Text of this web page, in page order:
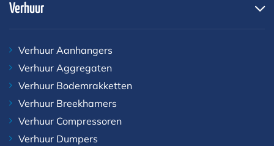
Verhuur
Verhuur Aanhangers
Verhuur Aggregaten
Verhuur Bodemrakketten
Verhuur Breekhamers
Verhuur Compressoren
Verhuur Dumpers